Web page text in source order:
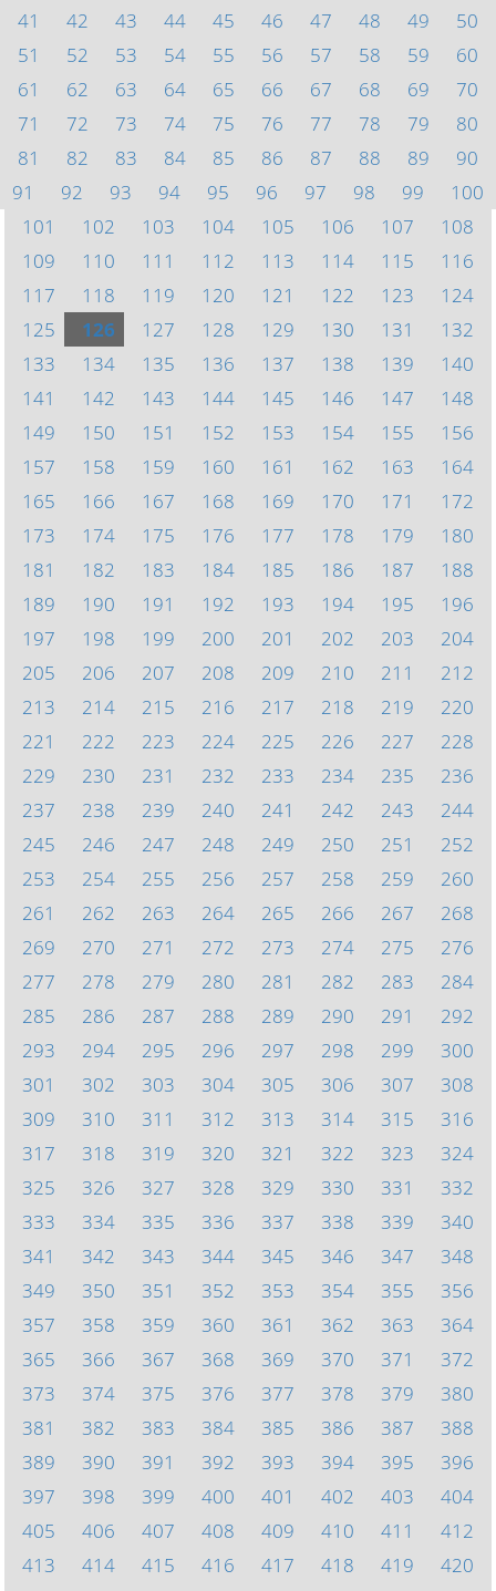
41
42 43 44 45 46 47 48 49
50
51
52 53 54 55 56 57 58 59
60
61
62 63 64 65 66 67 68 69
70
71
72 73 74 75 76 77 78 79
80
81
82 83 84 85 86 87 88 89
90
91
92 93 94 95 96 97 98 99
100
101
102 103 104 105 106 107
108
109
110 111 112 113 114 115
116
117
118 119 120 121 122 123
124
125
126 127 128 129 130 131
132
133
134 135 136 137 138 139
140
141
142 143 144 145 146 147
148
149
150 151 152 153 154 155
156
157
158 159 160 161 162 163
164
165
166 167 168 169 170 171
172
173
174 175 176 177 178 179
180
181
182 183 184 185 186 187
188
189
190 191 192 193 194 195
196
197
198 199 200 201 202 203
204
205
206 207 208 209 210 211
212
213
214 215 216 217 218 219
220
221
222 223 224 225 226 227
228
229
230 231 232 233 234 235
236
237
238 239 240 241 242 243
244
245
246 247 248 249 250 251
252
253
254 255 256 257 258 259
260
261
262 263 264 265 266 267
268
269
270 271 272 273 274 275
276
277
278 279 280 281 282 283
284
285
286 287 288 289 290 291
292
293
294 295 296 297 298 299
300
301
302 303 304 305 306 307
308
309
310 311 312 313 314 315
316
317
318 319 320 321 322 323
324
325
326 327 328 329 330 331
332
333
334 335 336 337 338 339
340
341
342 343 344 345 346 347
348
349
350 351 352 353 354 355
356
357
358 359 360 361 362 363
364
365
366 367 368 369 370 371
372
373
374 375 376 377 378 379
380
381
382 383 384 385 386 387
388
389
390 391 392 393 394 395
396
397
398 399 400 401 402 403
404
405
406 407 408 409 410 411
412
413
414 415 416 417 418 419
420